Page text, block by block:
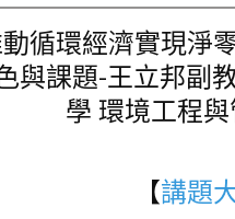
循環經濟實現淨
與課題-王立邦副
學 環境工程
【講題